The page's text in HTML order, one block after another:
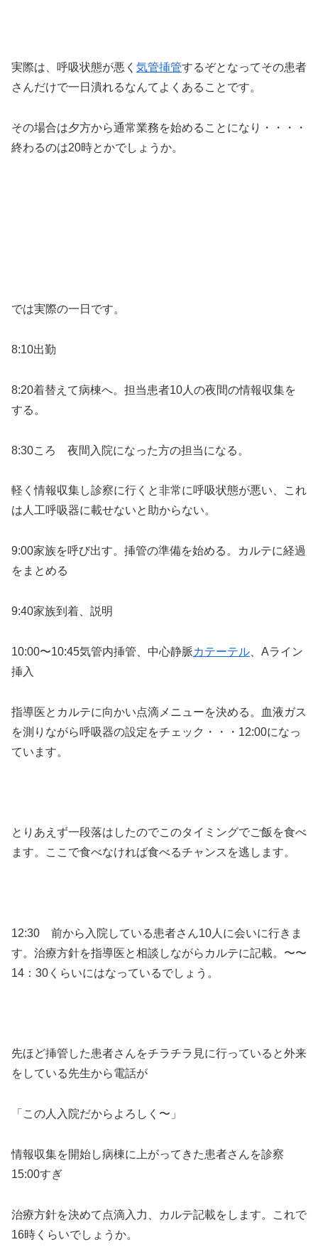
実際は、呼吸状態が悪く 気管挿管するぞとなってその患者
さんだけで一日潰れるなんてよくあることです。
その場合は夕方から通常業務を始めることになり・・・・
終わるのは20時とかでしょうか。
では実際の一日です。
8:10出勤
8:20着替えて病棟へ。担当患者10人の夜間の情報収集を
する。
8:30ころ 夜間入院になった方の担当になる。
軽く情報収集し診察に行くと非常に呼吸状態が悪い、これ
は人工呼吸器に載せないと助からない。
9:00家族を呼び出す。挿管の準備を始める。カルテに経過
をまとめる
9:40家族到着、説明
10:00〜10:45気管内挿管、中心静脈カテーテル 、Aライン
挿入
指導医とカルテに向かい点滴メニューを決める。血液ガス
を測りながら呼吸器の設定をチェック・・・12:00になっ
ています。
とりあえず一段落はしたのでこのタイミングでご飯を食べ
ます。ここで食べなければ食べるチャンスを逃します。
12:30 前から入院している患者さん10人に会いに行きま
す。治療方針を指導医と相談しながらカルテに記載。〜〜
14：30くらいにはなっているでしょう。
先ほど挿管した患者さんをチラチラ見に行っていると外来
をしている先生から電話が
「この人入院だからよろしく〜」
情報収集を開始し病棟に上がってきた患者さんを診察
15:00すぎ
治療方針を決めて点滴入力、カルテ記載をします。これで
16時くらいでしょうか。